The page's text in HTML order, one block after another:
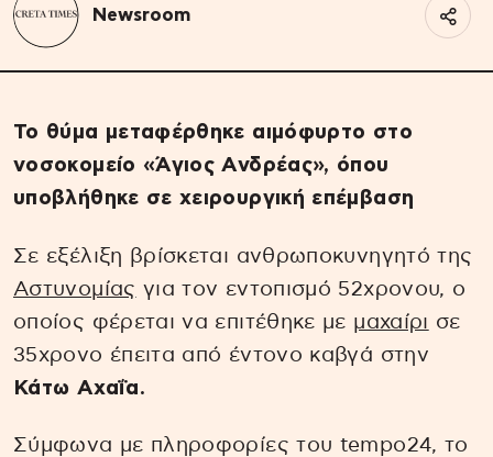
Newsroom
Το θύμα μεταφέρθηκε αιμόφυρτο στο
νοσοκομείο «Άγιος Ανδρέας», όπου
υποβλήθηκε σε χειρουργική επέμβαση
Σε εξέλιξη βρίσκεται ανθρωποκυνηγητό της
Αστυνομίας για τον εντοπισμό 52χρονου, ο
οποίος φέρεται να επιτέθηκε με μαχαίρι σε
35χρονο έπειτα από έντονο καβγά στην
Κάτω Αχαΐα.
Σύμφωνα με πληροφορίες του tempo24, το